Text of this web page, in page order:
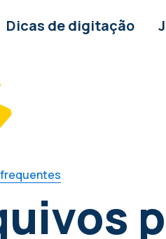
Dicas de digitação